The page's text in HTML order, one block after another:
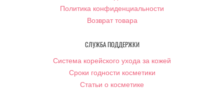
Политика конфиденциальности
Возврат товара
СЛУЖБА ПОДДЕРЖКИ
Система корейского ухода за кожей
Сроки годности косметики
Статьи о косметике